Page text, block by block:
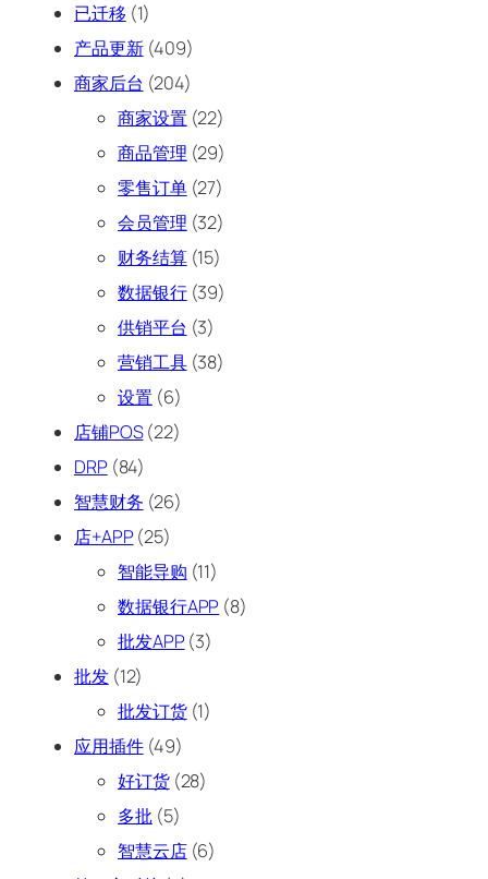
已迁移 (1)
产品更新(409)
商家后台 (204)
商家设置 (22)
商品管理 (29)
零售订单(27)
会员管理 (32)
财务结算(15)
数据银行(39)
供销平台 (3)
营销工具(38)
设置 (6)
店铺POS(22)
DRP(84)
智慧财务 (26)
店+APP(25)
智能导购 (11)
数据银行APP (8)
批发APP(3)
批发(12)
批发订货(1)
应用插件(49)
好订货(28)
多批(5)
智慧云店(6)